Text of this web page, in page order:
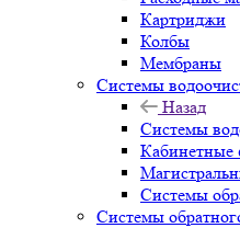
Картриджи
Колбы
Мембраны
Системы
Назад
Системы
Кабинетные
Системы
Системы